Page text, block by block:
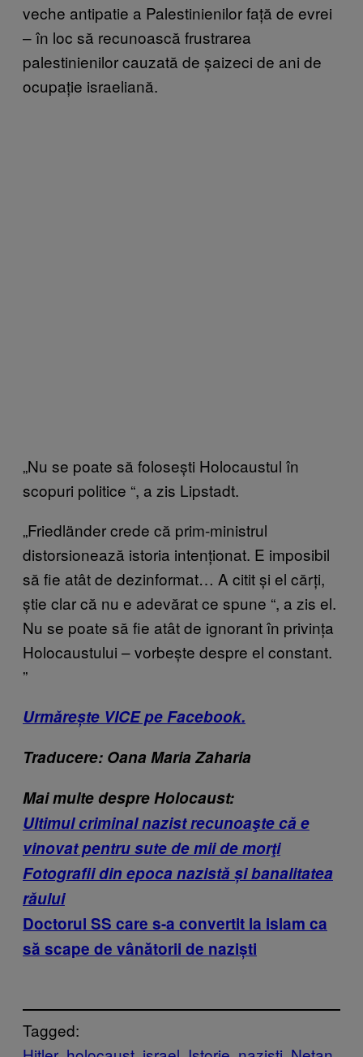
veche antipatie a Palestinienilor față de evrei
– în loc să recunoască frustrarea
palestinienilor cauzată de șaizeci de ani de
ocupație israeliană.
„Nu se poate să folosești Holocaustul în
scopuri politice “, a zis Lipstadt.
„Friedländer crede că prim-ministrul
distorsionează istoria intenționat. E imposibil
să fie atât de dezinformat… A citit și el cărți,
știe clar că nu e adevărat ce spune “, a zis el.
Nu se poate să fie atât de ignorant în privința
Holocaustului – vorbește despre el constant.
”
Urmărește VICE pe Facebook.
Traducere: Oana Maria Zaharia
Mai multe despre Holocaust:
Ultimul criminal nazist recunoaşte că e
vinovat pentru sute de mii de morţi
Fotografii din epoca nazistă și banalitatea
răului
Doctorul SS care s-a convertit la islam ca
să scape de vânătorii de naziști
Tagged: